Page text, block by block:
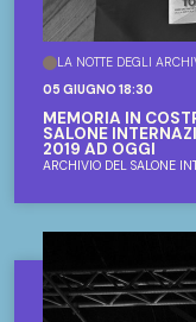
LA NOTTE DEGLI
05 GIUGNO 18:30
MEMORIA IN
SALONE
2019 AD OGGI
ARCHIVIO DEL SALONE